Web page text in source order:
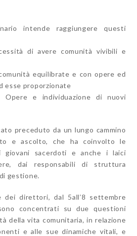
intende raggiungere questi
di avere comunità vivibili e
equilibrate e con opere ed
esse proporzionate
e individuazione di nuovi
preceduto da un lungo cammino
e ascolto, che ha coinvolto le
giovani sacerdoti e anche i laici
dai responsabili di struttura
gestione.
dei direttori, dal 5all’8 settembre
concentrati su due questioni
della vita comunitaria, in relazione
e alle sue dinamiche vitali, e